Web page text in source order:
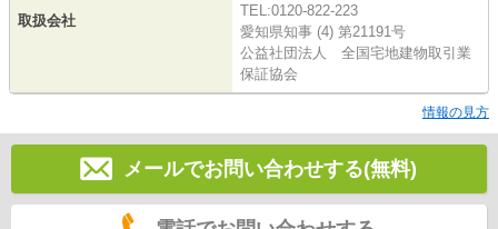
取扱会社
TEL:0120-822-223
愛知県知事 (4) 第21191号
公益社団法人 全国宅地建物取引業
保証協会
情報の見方
メールでお問い合わせする(無料)